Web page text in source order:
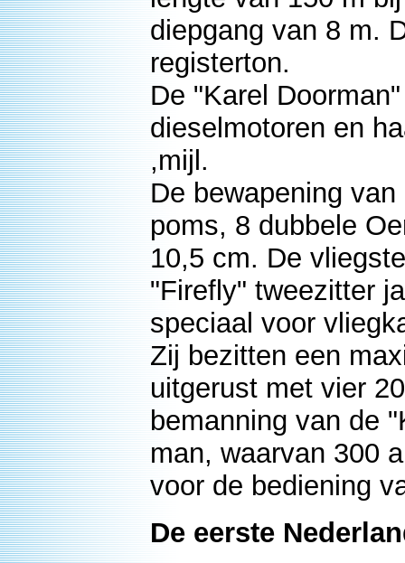
diepgang van 8 m.
registerton.
De "Karel
dieselmotoren en
,mijl.
De bewapening
poms, 8 dubbele
10,5 cm. De
"Firefly" tweezitter
speciaal voor
Zij bezitten een
uitgerust met vier
bemanning van de
man, waarvan 300
voor de bediening
De eerste